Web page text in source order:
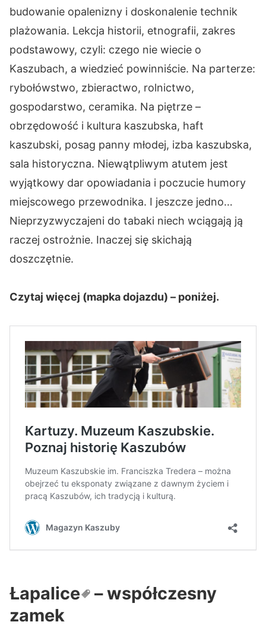
budowanie opalenizny i doskonalenie technik
plażowania. Lekcja historii, etnografii, zakres
podstawowy, czyli: czego nie wiecie o
Kaszubach, a wiedzieć powinniście. Na parterze:
rybołówstwo, zbieractwo, rolnictwo,
gospodarstwo, ceramika. Na piętrze –
obrzędowość i kultura kaszubska, haft
kaszubski, posag panny młodej, izba kaszubska,
sala historyczna. Niewątpliwym atutem jest
wyjątkowy dar opowiadania i poczucie humory
miejscowego przewodnika. I jeszcze jedno…
Nieprzyzwyczajeni do tabaki niech wciągają ją
raczej ostrożnie. Inaczej się skichają
doszczętnie.
Czytaj więcej (mapka dojazdu) – poniżej.
Łapalice
– współczesny
zamek